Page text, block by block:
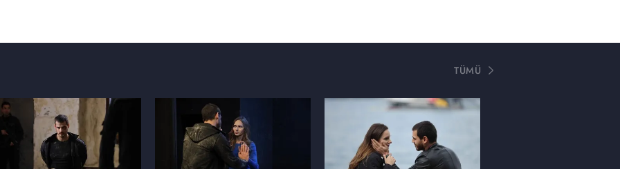
neden Nizam'ı serbest bıraktı? Bir anda
görevi ne olacak? Altay'ın kumandanın
olarak hakime ulaştırması gereken önemli
mi?
TÜMÜ